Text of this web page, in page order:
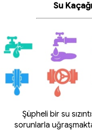
Su
Şüpheli bir su
sorunlarla